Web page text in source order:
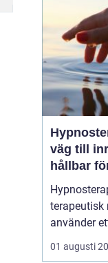
vända dig
trygg akut
Karlskr...
väg till
hållbar
terapeutisk
använder
och
01 augusti